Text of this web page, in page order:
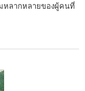
หลากหลายของผู้คนที่